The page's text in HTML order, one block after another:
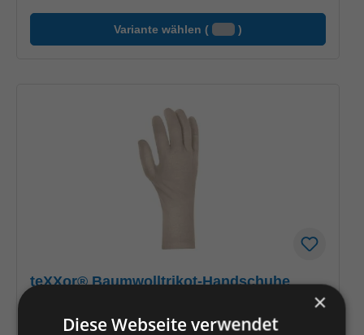
Variante wählen ( )
teXXor® Baumwolltrikot-Handschuhe
×
Diese Webseite verwendet